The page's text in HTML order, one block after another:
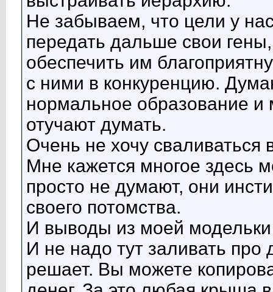
Не забываем, что цели у
передать дальше свои
обеспечить им
с ними в конкуренцию.
нормальное образование
отучают думать.
Очень не хочу сваливаться
Мне кажется многое здесь
просто не думают, они
своего потомства.
И выводы из моей
И не надо тут заливать
решает. Вы можете